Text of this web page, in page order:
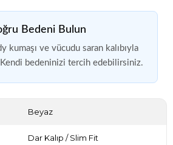
Bedeni Bulun
kumaşı ve vücudu saran kalıbıyla
bedeninizi tercih edebilirsiniz.
Beyaz
Dar Kalıp / Slim Fit